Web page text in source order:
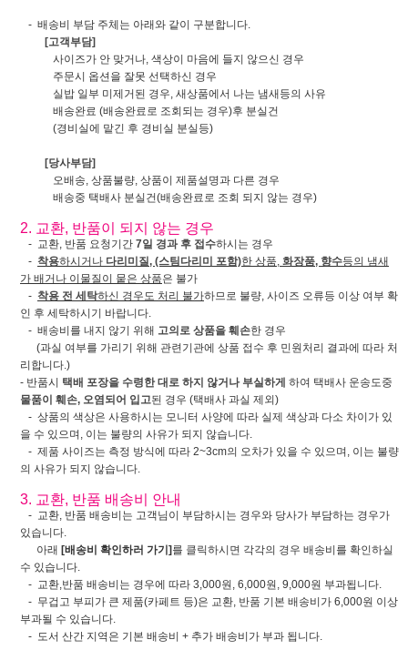
- 배송비 부담 주체는 아래와 같이 구분합니다.
[고객부담]
사이즈가 안 맞거나, 색상이 마음에 들지 않으신 경우
주문시 옵션을 잘못 선택하신 경우
실밥 일부 미제거된 경우, 새상품에서 나는 냄새등의 사유
배송완료 (배송완료로 조회되는 경우)후 분실건
(경비실에 맡긴 후 경비실 분실등)
[당사부담]
오배송, 상품불량, 상품이 제품설명과 다른 경우
배송중 택배사 분실건(배송완료로 조회 되지 않는 경우)
2. 교환, 반품이 되지 않는 경우
- 교환, 반품 요청기간 7일 경과 후 접수하시는 경우
- 착용하시거나 다리미질, (스팀다리미 포함)한 상품, 화장품, 향수등의 냄새
가 배거나 이물질이 뭍은 상품은 불가
- 착용 전 세탁하신 경우도 처리 불가하므로 불량, 사이즈 오류등 이상 여부 확
인 후 세탁하시기 바랍니다.
- 배송비를 내지 않기 위해 고의로 상품을 훼손한 경우
(과실 여부를 가리기 위해 관련기관에 상품 접수 후 민원처리 결과에 따라 처
리합니다.)
- 반품시 택배 포장을 수령한 대로 하지 않거나 부실하게 하여 택배사 운송도중
물품이 훼손, 오염되어 입고된 경우 (택배사 과실 제외)
- 상품의 색상은 사용하시는 모니터 사양에 따라 실제 색상과 다소 차이가 있
을 수 있으며, 이는 불량의 사유가 되지 않습니다.
- 제품 사이즈는 측정 방식에 따라 2~3cm의 오차가 있을 수 있으며, 이는 불량
의 사유가 되지 않습니다.
3. 교환, 반품 배송비 안내
- 교환, 반품 배송비는 고객님이 부담하시는 경우와 당사가 부담하는 경우가
있습니다.
아래 [배송비 확인하러 가기] 를 클릭하시면 각각의 경우 배송비를 확인하실
수 있습니다.
- 교환,반품 배송비는 경우에 따라 3,000원, 6,000원, 9,000원 부과됩니다.
- 무겁고 부피가 큰 제품(카페트 등)은 교환, 반품 기본 배송비가 6,000원 이상
부과될 수 있습니다.
- 도서 산간 지역은 기본 배송비 + 추가 배송비가 부과 됩니다.